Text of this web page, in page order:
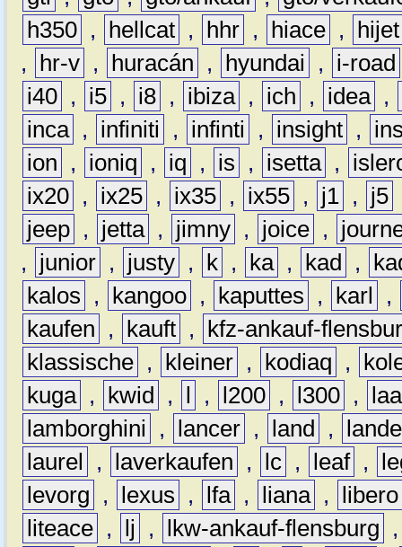
h350 , hellcat , hhr , hiace ,
hijet
,
hr-v , huracán , hyundai ,
i-road
i40 , i5 , i8 , ibiza , ich , idea ,
inca , infiniti , infinti , insight ,
ion
, ioniq , iq , is , isetta ,
ix20 , ix25 , ix35 , ix55 , j1 , j5
jeep , jetta , jimny , joice ,
,
junior , justy , k , ka , kad ,
kalos
, kangoo , kaputtes , karl
,
kaufen
, kauft ,
kfz-ankauf-
klassische , kleiner , kodiaq ,
kuga , kwid , l , l200 , l300 ,
lamborghini
, lancer , land ,
laurel
, laverkaufen , lc , leaf ,
levorg
, lexus , lfa , liana ,
libero
liteace , lj , lkw-ankauf-flensburg